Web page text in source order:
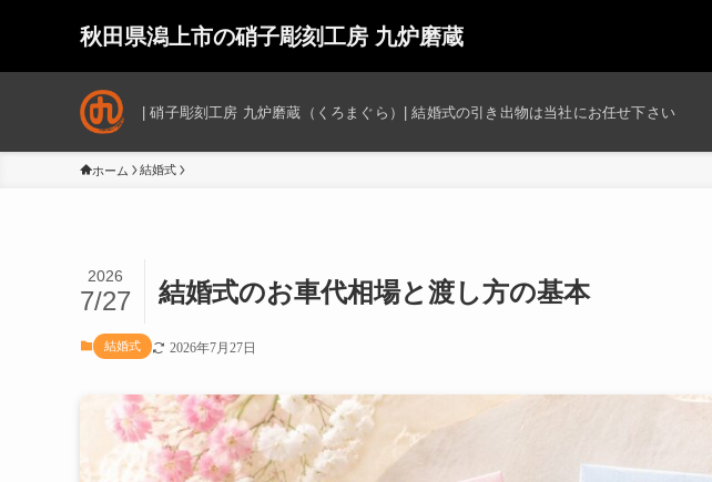
秋田県潟上市の硝子彫刻工房 九炉磨蔵
| 硝子彫刻工房 九炉磨蔵（くろまぐら）| 結婚式の引き出物は当社にお任せ下さい
ホーム 結婚式
結婚式のお車代相場と渡し方の基本
2026
7/27
結婚式 2026年7月27日